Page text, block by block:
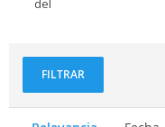
del
FILTRAR